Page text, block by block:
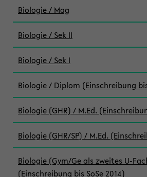
Biologie / Mag
Biologie / Sek II
Biologie / Sek I
Biologie / Diplom (Einschreibung
Biologie (GHR) / M.Ed.
Biologie (GHR/SP) / M.Ed.
Biologie (Gym/Ge als zweites U-
(Einschreibung bis SoSe 2014)